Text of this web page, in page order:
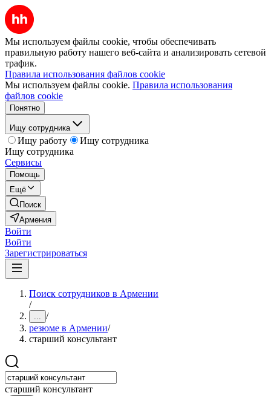
Мы используем файлы cookie, чтобы обеспечивать
правильную работу нашего веб-сайта и анализировать сетевой
трафик.
Правила использования файлов cookie
Мы используем файлы cookie. Правила использования
файлов cookie
Понятно
Ищу сотрудника
Ищу работу
Ищу сотрудника
Ищу сотрудника
Сервисы
Помощь
Ещё
Поиск
Армения
Войти
Войти
Зарегистрироваться
Поиск сотрудников в Армении
/
... /
резюме в Армении/
старший консультант
старший консультант